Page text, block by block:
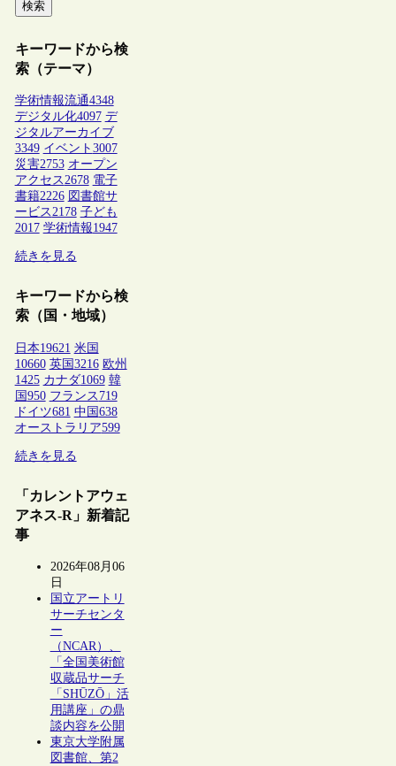
検索
キーワードから検
索（テーマ）
学術情報流通4348
デジタル化4097 デ
ジタルアーカイブ
3349 イベント 3007
災害2753 オープン
アクセス2678 電子
書籍2226 図書館サ
ービス2178 子ども
2017 学術情報1947
続きを見る
キーワードから検
索（国・地域）
日本19621 米国
10660 英国3216 欧州
1425 カナダ1069 韓
国950 フランス 719
ドイツ681 中国638
オーストラリア599
続きを見る
「カレントアウェ
アネス-R」新着記
事
2026年08月06
日
国立アートリ
サーチセンタ
ー
（NCAR）、
「全国美術館
収蔵品サーチ
「SHŪZŌ」活
用講座」の鼎
談内容を公開
東京大学附属
図書館、第2